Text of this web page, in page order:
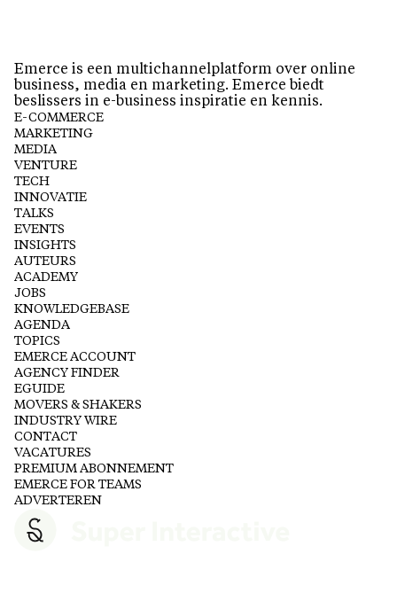
Emerce is een multichannelplatform over online
business, media en marketing. Emerce biedt
beslissers in e-business inspiratie en kennis.
E-COMMERCE
MARKETING
MEDIA
VENTURE
TECH
INNOVATIE
TALKS
EVENTS
INSIGHTS
AUTEURS
ACADEMY
JOBS
KNOWLEDGEBASE
AGENDA
TOPICS
EMERCE ACCOUNT
AGENCY FINDER
EGUIDE
MOVERS & SHAKERS
INDUSTRY WIRE
CONTACT
VACATURES
PREMIUM ABONNEMENT
EMERCE FOR TEAMS
ADVERTEREN